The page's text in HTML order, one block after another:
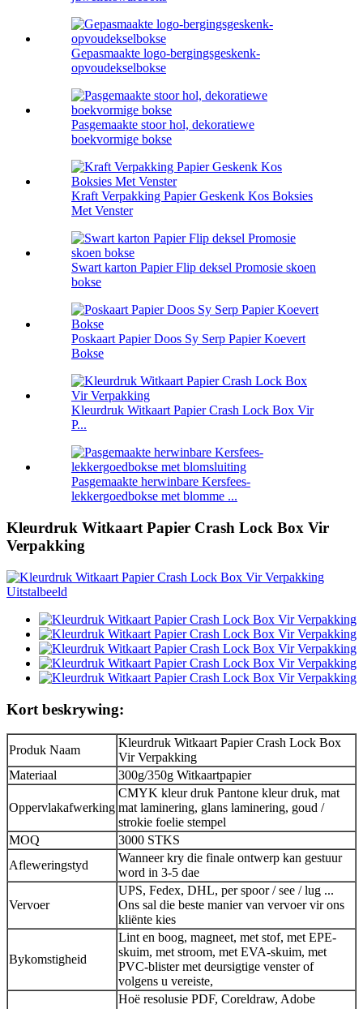
Gepasmaakte logo-bergingsgeskenk-
opvoudekselbokse
Pasgemaakte stoor hol, dekoratiewe
boekvormige bokse
Kraft Verpakking Papier Geskenk Kos Boksies
Met Venster
Swart karton Papier Flip deksel Promosie skoen
bokse
Poskaart Papier Doos Sy Serp Papier Koevert
Bokse
Kleurdruk Witkaart Papier Crash Lock Box Vir
P...
Pasgemaakte herwinbare Kersfees-
lekkergoedbokse met blomme ...
Kleurdruk Witkaart Papier Crash Lock Box Vir
Verpakking
Kort beskrywing:
Produk Naam
Kleurdruk Witkaart Papier Crash Lock Box
Vir Verpakking
Materiaal
300g/350g Witkaartpapier
Oppervlakafwerking
CMYK kleur druk Pantone kleur druk, mat
mat laminering, glans laminering, goud /
strokie foelie stempel
MOQ
3000 STKS
Afleweringstyd
Wanneer kry die finale ontwerp kan gestuur
word in 3-5 dae
Vervoer
UPS, Fedex, DHL, per spoor / see / lug ...
Ons sal die beste manier van vervoer vir ons
kliënte kies
Bykomstigheid
Lint en boog, magneet, met stof, met EPE-
skuim, met stroom, met EVA-skuim, met
PVC-blister met deursigtige venster of
volgens u vereiste,
Hoë resolusie PDF, Coreldraw, Adobe